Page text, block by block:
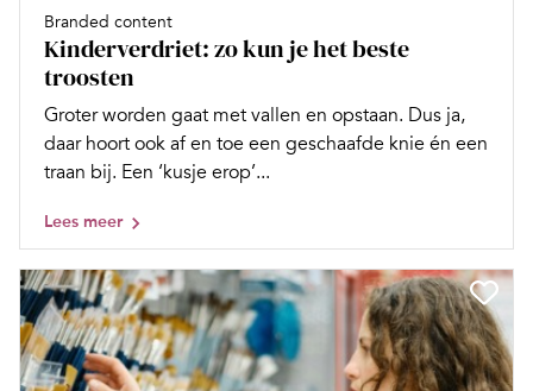
Branded content
Kinderverdriet: zo kun je het beste
troosten
Groter worden gaat met vallen en opstaan. Dus ja,
daar hoort ook af en toe een geschaafde knie én een
traan bij. Een ‘kusje erop’...
Lees meer